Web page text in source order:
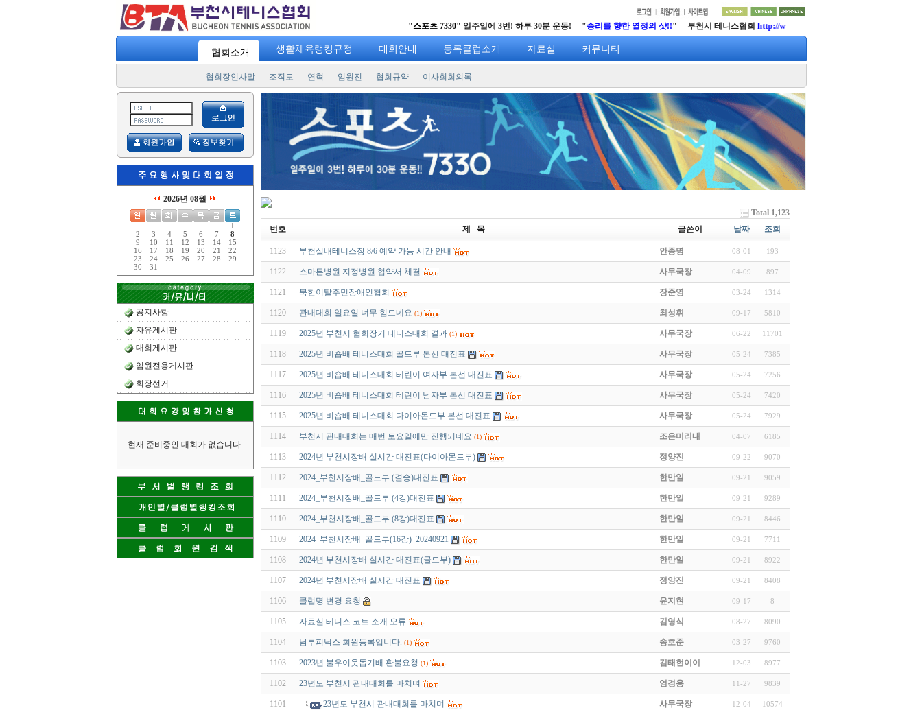
스포츠 7330" 일주일에 3번! 하루 30분 운동! "승리를 향한 열정의 샷!!" 부천시 테니스협회 http://www.lifetennis.org
협회소개 생활체육랭킹규정 대회안내 등록클럽소개 자료실 커뮤니티
협회장인사말 조직도 연혁 임원진 협회규약 이사회회의록
2026년 08월
1
2
3 4 5 6 7
8
9
10 11 12 13 14
15
16
17 18 19 20 21
22
23
24 25 26 27 28
29
30
31
공지사항
자유게시판
대회게시판
임원전용게시판
회장선거
현재 준비중인 대회가 없습니다.
Total 1,123
번호
제 목 글쓴이 날짜 조회
1123 부천실내테니스장 8/6 예약 가능 시간 안내 안종명 08-01 193
1122 스마튼병원 지정병원 협약서 체결 사무국장 04-09 897
1121 북한이탈주민장애인협회 장준영 03-24 1314
1120 관내대회 일요일 너무 힘드네요 (1) 최성휘 09-17 5810
1119 2025년 부천시 협회장기 테니스대회 결과 (1) 사무국장 06-22 11701
1118 2025년 비숍배 테니스대회 골드부 본선 대진표 사무국장 05-24 7385
1117 2025년 비숍배 테니스대회 테린이 여자부 본선 대진표 사무국장 05-24 7256
1116 2025년 비숍배 테니스대회 테린이 남자부 본선 대진표 사무국장 05-24 7420
1115 2025년 비숍배 테니스대회 다이아몬드부 본선 대진표 사무국장 05-24 7929
1114 부천시 관내대회는 매번 토요일에만 진행되네요 (1) 조은미리내 04-07 6185
1113 2024년 부천시장배 실시간 대진표(다이아몬드부) 정양진 09-22 9070
1112 2024_부천시장배_골드부 (결승)대진표 한만일 09-21 9059
1111 2024_부천시장배_골드부 (4강)대진표 한만일 09-21 9289
1110 2024_부천시장배_골드부 (8강)대진표 한만일 09-21 8446
1109 2024_부천시장배_골드부(16강)_20240921 한만일 09-21 7711
1108 2024년 부천시장배 실시간 대진표(골드부) 한만일 09-21 8922
1107 2024년 부천시장배 실시간 대진표 정양진 09-21 8408
1106 클럽명 변경 요청 윤지현 09-17 8
1105 자료실 테니스 코트 소개 오류 김영식 08-27 8090
1104 남부피닉스 회원등록입니다. (1) 송호준 03-27 9760
1103 2023년 불우이웃돕기배 환불요청 (1) 김태현이이 12-03 8977
1102 23년도 부천시 관내대회를 마치며 엄경용 11-27 9839
1101 23년도 부천시 관내대회를 마치며 사무국장 12-04 10574